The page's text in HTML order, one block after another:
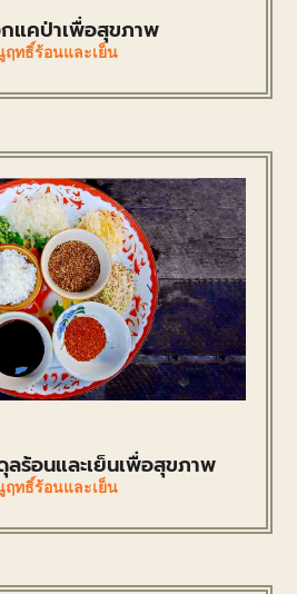
แคป่าเพื่อสุขภาพ
ฤทธิ์ร้อนและเย็น
ร้อนและเย็นเพื่อสุขภาพ
ฤทธิ์ร้อนและเย็น